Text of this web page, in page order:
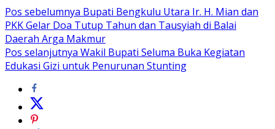
Pos sebelumnya Bupati Bengkulu Utara Ir. H. Mian dan
PKK Gelar Doa Tutup Tahun dan Tausyiah di Balai
Daerah Arga Makmur
Pos selanjutnya Wakil Bupati Seluma Buka Kegiatan
Edukasi Gizi untuk Penurunan Stunting